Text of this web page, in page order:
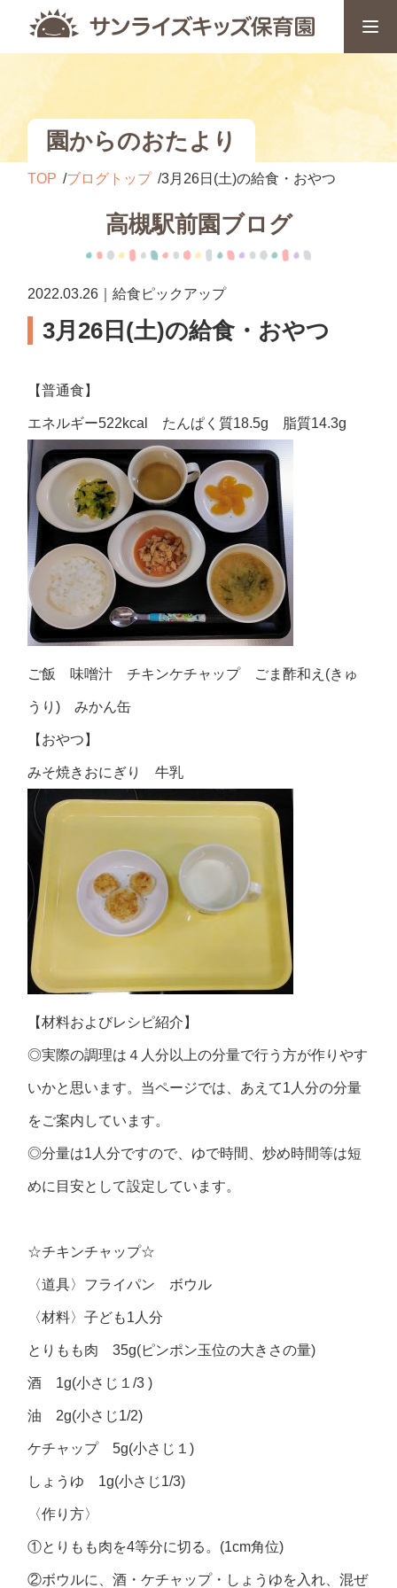
園からのおたより
TOP ブログトップ 3月26日(土)の給食・おやつ
高槻駅前園ブログ
2022.03.26｜給食ピックアップ
3月26日(土)の給食・おやつ
【普通食】
エネルギー522kcal たんぱく質18.5g 脂質14.3g
ご飯 味噌汁 チキンケチャップ ごま酢和え(きゅ
うり) みかん缶
【おやつ】
みそ焼きおにぎり 牛乳
【材料およびレシピ紹介】
◎実際の調理は４人分以上の分量で行う方が作りやす
いかと思います。当ページでは、あえて1人分の分量
をご案内しています。
◎分量は1人分ですので、ゆで時間、炒め時間等は短
めに目安として設定しています。
☆チキンチャップ☆
〈道具〉フライパン ボウル
〈材料〉子ども1人分
とりもも肉 35g(ピンポン玉位の大きさの量)
酒 1g(小さじ１/3 )
油 2g(小さじ1/2)
ケチャップ 5g(小さじ１)
しょうゆ 1g(小さじ1/3)
〈作り方〉
①とりもも肉を4等分に切る。(1cm角位)
②ボウルに、酒・ケチャップ・しょうゆを入れ、混ぜ